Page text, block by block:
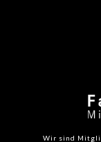
Wir sind